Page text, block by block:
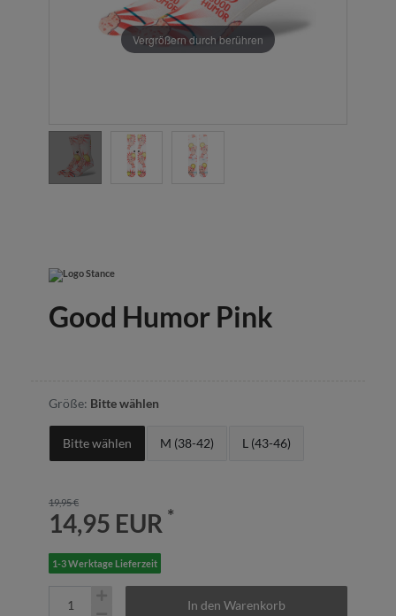
Vergrößern durch berühren
Good Humor Pink
Größe: Bitte wählen
Bitte wählen M (38-42) L (43-46)
19,95 €
14,95 EUR *
1-3 Werktage Lieferzeit
In den Warenkorb